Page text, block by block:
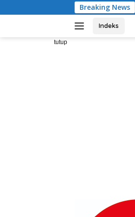
ke
Breaking News
S.H., M.H.: Penggantian
Indeks
tutup